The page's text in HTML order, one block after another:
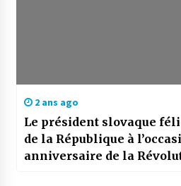
2 ans ago
Le président slovaque
de la République à
anniversaire de la